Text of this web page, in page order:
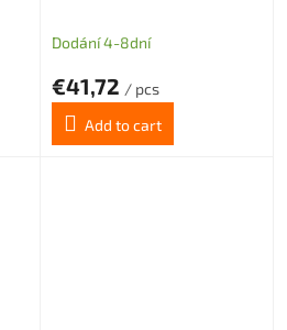
pr.1 mm odlehčený krček
Dodání 4-8dní
€41,72 / pcs
Add to cart